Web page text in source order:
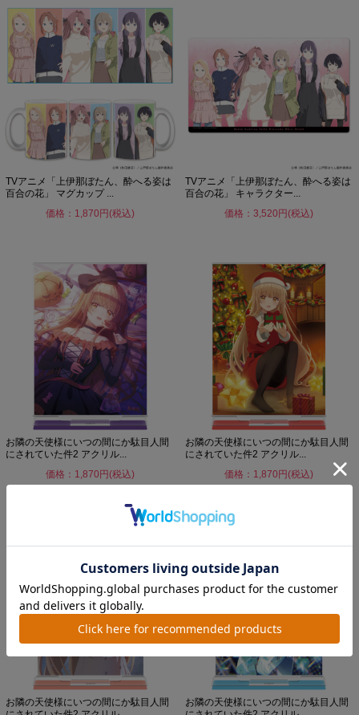
TVアニメ「上伊那ぼたん、酔へる姿は
百合の花」 マグカップ ...
価格：1,870円(税込)
TVアニメ「上伊那ぼたん、酔へる姿は
百合の花」 キャラクター...
価格：3,520円(税込)
お隣の天使様にいつの間にか駄目人間
にされていた件2 アクリル...
価格：1,870円(税込)
お隣の天使様にいつの間にか駄目人間
にされていた件2 アクリル...
価格：1,870円(税込)
お隣の天使様にいつの間にか駄目人間
お隣の天使様にいつの間にか駄目人間